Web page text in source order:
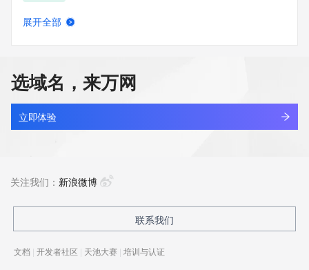
catakordeals.shop
新注册
查看详情
新注册
展开全部
选域名，来万网
立即体验
关注我们： 新浪微博
联系我们
文档 | 开发者社区 | 天池大赛 | 培训与认证